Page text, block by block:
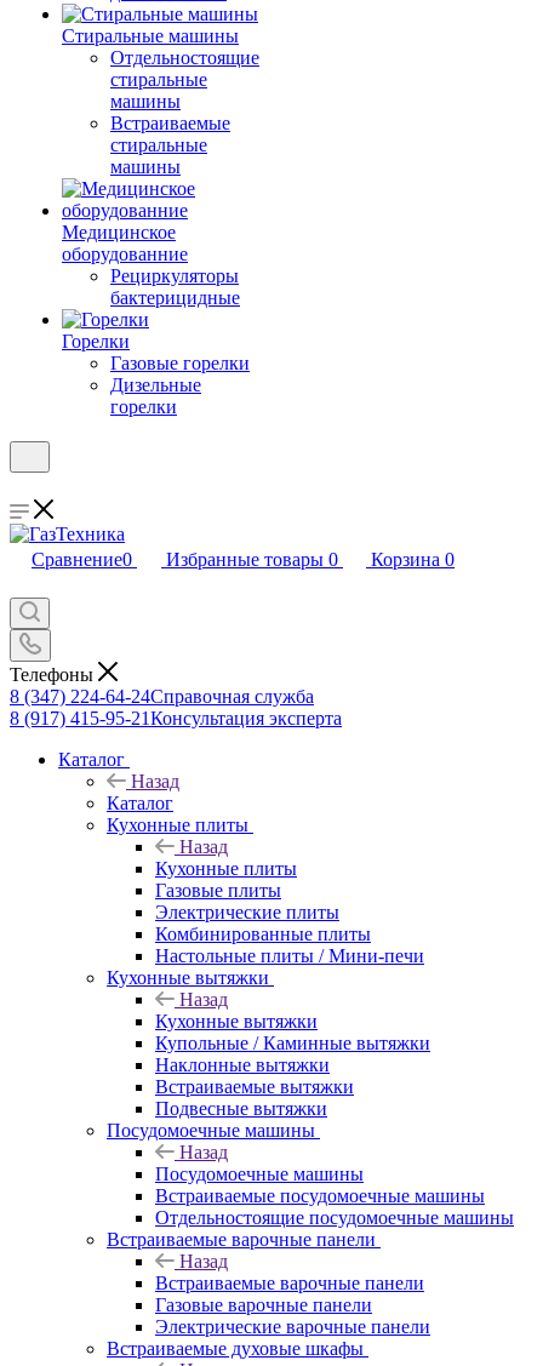
Стиральные машины
Отдельностоящие
стиральные
машины
Встраиваемые
стиральные
машины
Медицинское
оборудованние
Рециркуляторы
бактерицидные
Горелки
Газовые горелки
Дизельные
горелки
Сравнение0 Избранные товары 0 Корзина 0
Телефоны
8 (347) 224-64-24Справочная служба
8 (917) 415-95-21Консультация эксперта
Каталог
Назад
Каталог
Кухонные плиты
Назад
Кухонные плиты
Газовые плиты
Электрические плиты
Комбинированные плиты
Настольные плиты / Мини-печи
Кухонные вытяжки
Назад
Кухонные вытяжки
Купольные / Каминные вытяжки
Наклонные вытяжки
Встраиваемые вытяжки
Подвесные вытяжки
Посудомоечные машины
Назад
Посудомоечные машины
Встраиваемые посудомоечные машины
Отдельностоящие посудомоечные машины
Встраиваемые варочные панели
Назад
Встраиваемые варочные панели
Газовые варочные панели
Электрические варочные панели
Встраиваемые духовые шкафы